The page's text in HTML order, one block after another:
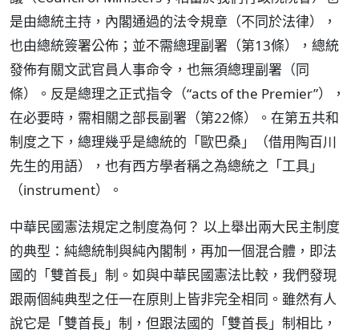
是由總統主持，內閣通過的法令規章（不同於法律），
也由總統簽署公佈；並不需總理副署（第13條），總統
發佈有關文武官員人事命令，也無須總理副署（同
條）。反是總理之正式指令（“acts of the Premier”），
在必要時，需相關之部長副署（第22條）。在第五共和
制度之下，總理幾乎是總統的「歐巴桑」（借用陶百川
先生的用語），也有西方學者稱之為總統之「工具」
（instrument）。
中華民國憲法規定之制度為何？ 以上舉出兩大民主制度
的典型：純總統制與純內閣制，再加一個混合體，即法
國的「雙首長」制。如與中華民國憲法比較，我們發現
跟兩個純典型之任一在原則上皆非完全相同。雖然有人
說它是「雙首長」制，但跟法國的「雙首長」制相比，